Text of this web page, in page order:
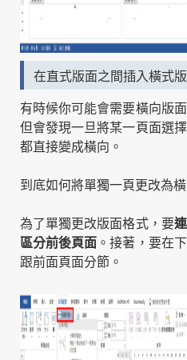
在直式版面之間插入橫式
有時候你可能會需要橫向版
但會發現一旦將某一頁面選
都直接變成橫向。
到底如何將單獨一頁更改為
為了單獨更改版面格式，要
區分前後頁面 。接著，要在
跟前面頁面分節。